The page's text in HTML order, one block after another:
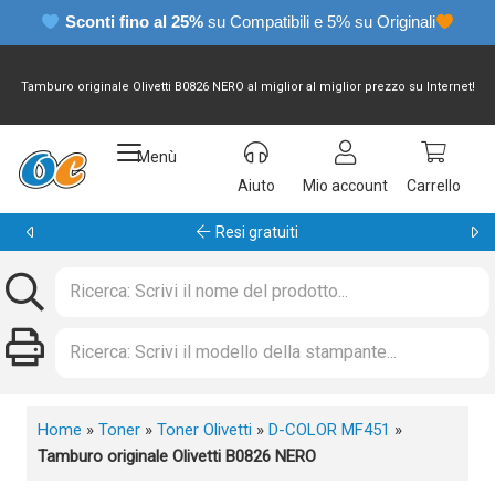
Sconti fino al 25% su Compatibili e 5% su Originali
Tamburo originale Olivetti B0826 NERO al miglior al miglior prezzo su Internet!
Menù
Aiuto
Mio account Carrello
Garanzia 24 mesi
Home » Toner » Toner Olivetti » D-COLOR MF451 »
Tamburo originale Olivetti B0826 NERO